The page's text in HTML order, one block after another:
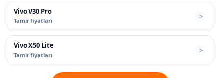
Vivo V30 Pro
Tamir fiyatları
Vivo X50 Lite
Tamir fiyatları